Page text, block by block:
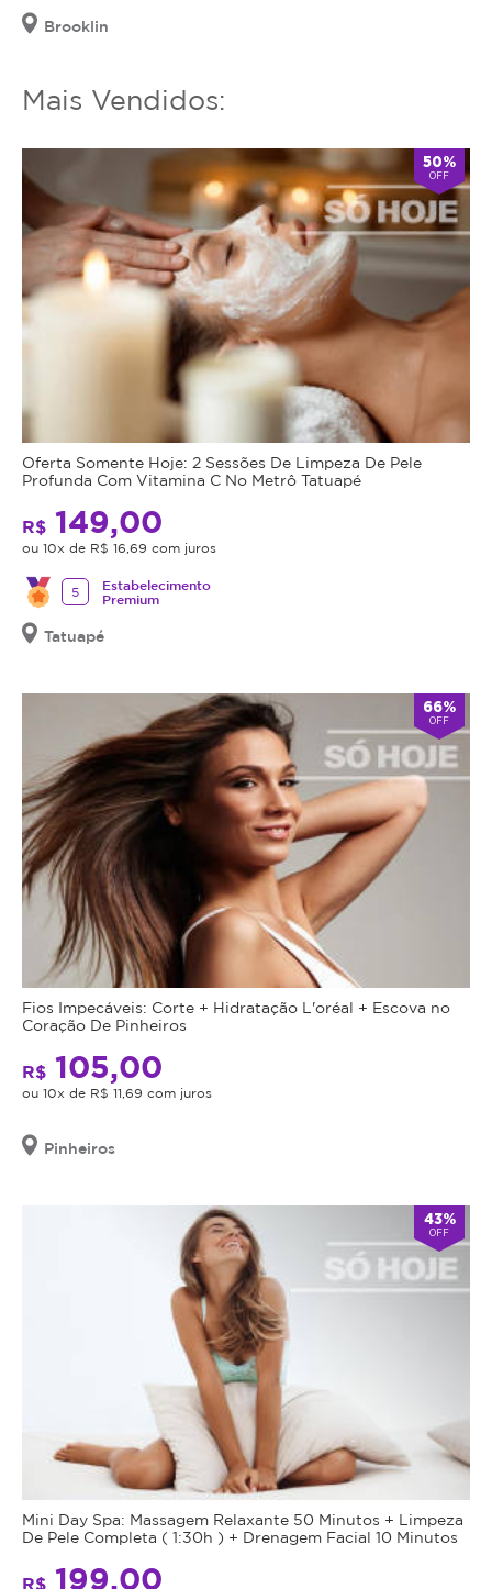
Brooklin
Mais Vendidos:
50%
OFF
Oferta Somente Hoje: 2 Sessões De Limpeza De Pele
Profunda Com Vitamina C No Metrô Tatuapé
R$ 149,00
ou 10x de R$ 16,69 com juros
5
Estabelecimento
Premium
Tatuapé
66%
OFF
Fios Impecáveis: Corte + Hidratação L'oréal + Escova no
Coração De Pinheiros
R$ 105,00
ou 10x de R$ 11,69 com juros
Pinheiros
43%
OFF
Mini Day Spa: Massagem Relaxante 50 Minutos + Limpeza
De Pele Completa ( 1:30h ) + Drenagem Facial 10 Minutos
R$ 199,00